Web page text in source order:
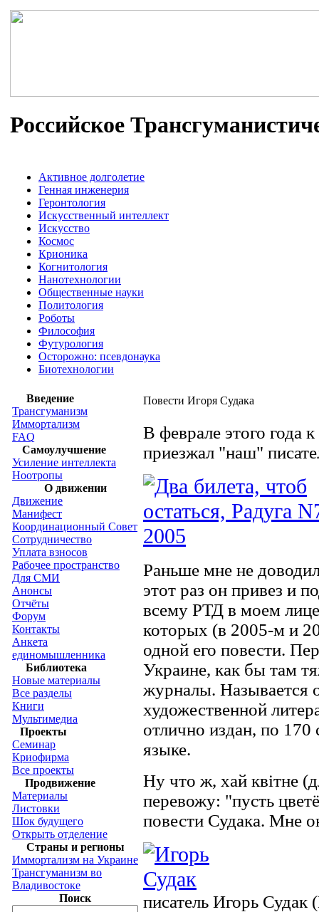
Российское
Активное долголетие
Генная инженерия
Геронтология
Искусственный интеллект
Искусство
Космос
Крионика
Когнитология
Нанотехнологии
Общественные науки
Политология
Роботы
Философия
Футурология
Осторожно: псевдонаука
Биотехнологии
Введение
Трансгуманизм
Иммортализм
FAQ
Самоулучшение
Усиление интеллекта
Ноотропы
О движении
Движение
Манифест
Координационный Совет
Сотрудничество
Уплата взносов
Рабочее пространство
Для СМИ
Анонсы
Отчёты
Форум
Контакты
Анкета
единомышленника
Библиотека
Новые материалы
Все разделы
Книги
Мультимедиа
Проекты
Семинар
Криофирма
Все проекты
Продвижение
Материалы
Листовки
Шок будущего
Открыть отделение
Страны и регионы
Иммортализм на Украине
Трансгуманизм во
Владивостоке
Поиск
Повести Игоря Судака
В феврале этого года
приезжал "наш"
Раньше мне не
этот раз он привез и
всему РТД в моем
которых (в 2005-м и
одной его повести.
Украине, как бы там
журналы. Называется
художественной
отлично издан, по
языке.
Ну что ж, хай квiтне
перевожу: "пусть
повести Судака. Мне
писатель Игорь Судак